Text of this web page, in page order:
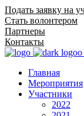
Подать заявку на
Стать волонтером
Партнеры
Контакты
Главная
Мероприятия
Участники
2022